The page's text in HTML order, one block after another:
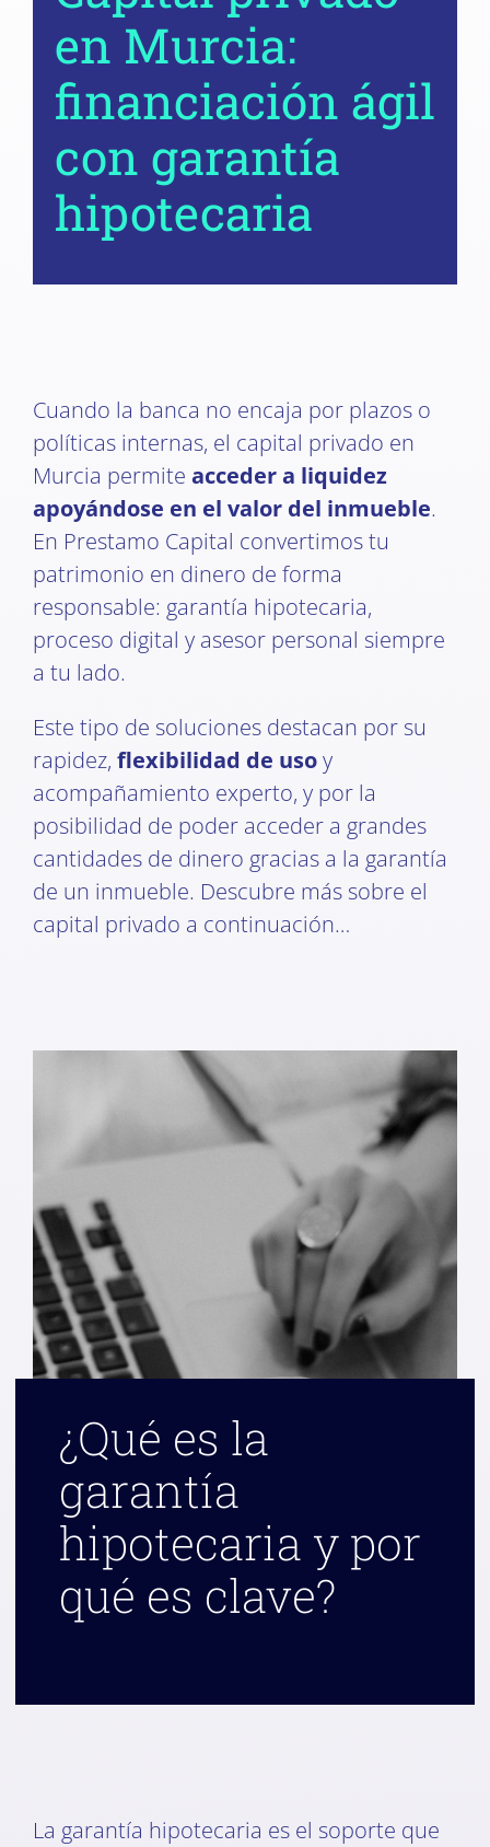
en Murcia:
financiación ágil
con garantía
hipotecaria
Cuando la banca no encaja por plazos o
políticas internas, el capital privado en
Murcia permite acceder a liquidez
apoyándose en el valor del inmueble.
En Prestamo Capital convertimos tu
patrimonio en dinero de forma
responsable: garantía hipotecaria,
proceso digital y asesor personal siempre
a tu lado.
Este tipo de soluciones destacan por su
rapidez, flexibilidad de usoy
acompañamiento experto, y por la
posibilidad de poder acceder a grandes
cantidades de dinero gracias a la garantía
de un inmueble. Descubre más sobre el
capital privado a continuación…
¿Qué es la
garantía
hipotecaria y por
qué es clave?
La garantía hipotecaria es el soporte que